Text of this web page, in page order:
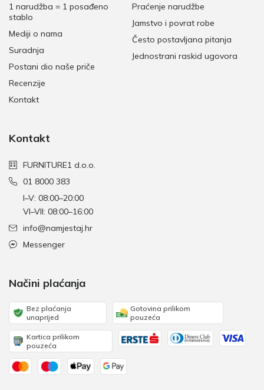
1 narudžba = 1 posađeno
stablo
Mediji o nama
Suradnja
Postani dio naše priče
Recenzije
Kontakt
Praćenje narudžbe
Jamstvo i povrat robe
Često postavljana pitanja
Jednostrani raskid ugovora
Kontakt
FURNITURE1 d.o.o.
01 8000 383
I–V: 08:00–20:00
VI–VII: 08:00–16:00
info@namjestaj.hr
Messenger
Načini plaćanja
Bez plaćanja
unaprijed
Gotovina prilikom
pouzeća
Kartica prilikom
pouzeća